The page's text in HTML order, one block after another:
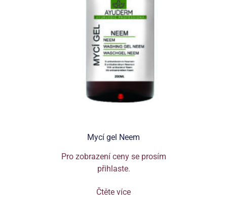
Mycí gel Neem
Pro zobrazení ceny se prosím
přihlaste.
Čtěte více